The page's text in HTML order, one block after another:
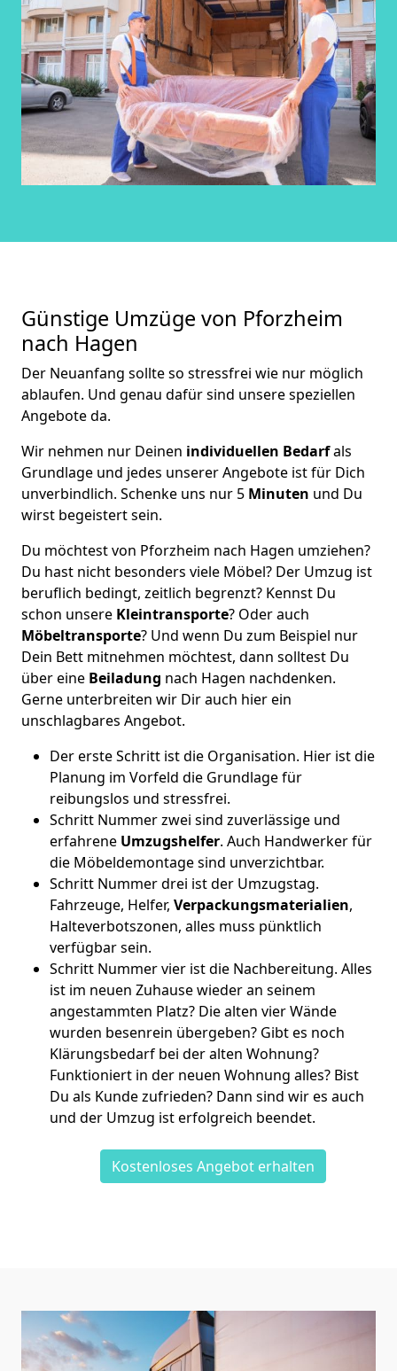
Günstige Umzüge von Pforzheim
nach Hagen
Der Neuanfang sollte so stressfrei wie nur möglich
ablaufen. Und genau dafür sind unsere speziellen
Angebote da.
Wir nehmen nur Deinen individuellen Bedarfals
Grundlage und jedes unserer Angebote ist für Dich
unverbindlich. Schenke uns nur 5 Minuten und Du
wirst begeistert sein.
Du möchtest von Pforzheim nach Hagen umziehen?
Du hast nicht besonders viele Möbel? Der Umzug ist
beruflich bedingt, zeitlich begrenzt? Kennst Du
schon unsere Kleintransporte? Oder auch
Möbeltransporte? Und wenn Du zum Beispiel nur
Dein Bett mitnehmen möchtest, dann solltest Du
über eine Beiladung nach Hagen nachdenken.
Gerne unterbreiten wir Dir auch hier ein
unschlagbares Angebot.
Der erste Schritt ist die Organisation. Hier ist die
Planung im Vorfeld die Grundlage für
reibungslos und stressfrei.
Schritt Nummer zwei sind zuverlässige und
erfahrene Umzugshelfer. Auch Handwerker für
die Möbeldemontage sind unverzichtbar.
Schritt Nummer drei ist der Umzugstag.
Fahrzeuge, Helfer, Verpackungsmaterialien,
Halteverbotszonen, alles muss pünktlich
verfügbar sein.
Schritt Nummer vier ist die Nachbereitung. Alles
ist im neuen Zuhause wieder an seinem
angestammten Platz? Die alten vier Wände
wurden besenrein übergeben? Gibt es noch
Klärungsbedarf bei der alten Wohnung?
Funktioniert in der neuen Wohnung alles? Bist
Du als Kunde zufrieden? Dann sind wir es auch
und der Umzug ist erfolgreich beendet.
Kostenloses Angebot erhalten